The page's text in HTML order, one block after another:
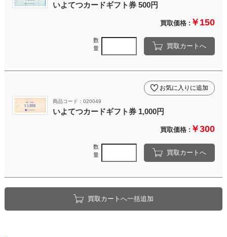
いよてつカードギフト券 500円
買取価格 : ￥150
数
量
買取カートへ
商品コード：020049
いよてつカードギフト券 1,000円
お気に入りに追加
買取価格 : ￥300
数
量
買取カートへ
買取カートへ一括追加